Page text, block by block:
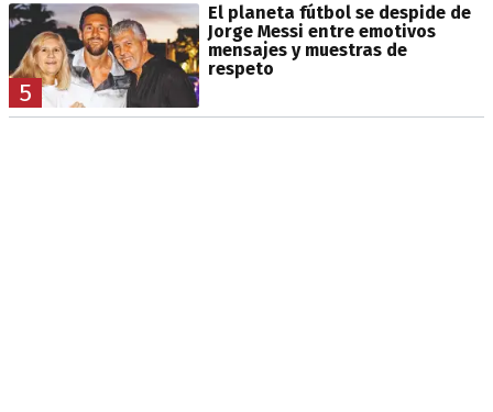
5
El planeta fútbol se despide de
Jorge Messi entre emotivos
mensajes y muestras de
respeto